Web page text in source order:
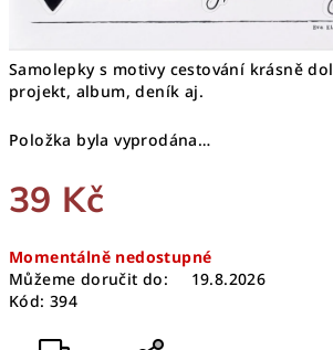
Samolepky s motivy cestování krásně
projekt, album, deník aj.
Položka byla vyprodána…
39 Kč
cena:
Momentálně nedostupné
Můžeme doručit do:
19.8.2026
Kód: 394